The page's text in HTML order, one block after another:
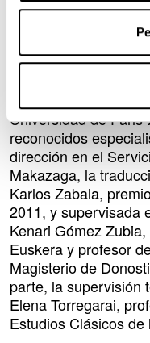
contemporáneas.
En este contexto, se
publicado por el
UPV/EHU el manual
Universidad de
reconocidos
dirección en el
Makazaga, la
Karlos Zabala,
2011, y supervisada
Kenari Gómez
Euskera y profesor
Magisterio de
parte, la supervisión
Elena Torregarai,
Estudios Clásicos